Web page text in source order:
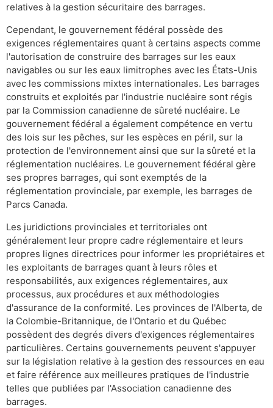
relatives à la gestion sécuritaire des barrages.
Cependant, le gouvernement fédéral possède des
exigences réglementaires quant à certains aspects comme
l'autorisation de construire des barrages sur les eaux
navigables ou sur les eaux limitrophes avec les États-Unis
avec les commissions mixtes internationales. Les barrages
construits et exploités par l'industrie nucléaire sont régis
par la Commission canadienne de sûreté nucléaire. Le
gouvernement fédéral a également compétence en vertu
des lois sur les pêches, sur les espèces en péril, sur la
protection de l'environnement ainsi que sur la sûreté et la
réglementation nucléaires. Le gouvernement fédéral gère
ses propres barrages, qui sont exemptés de la
réglementation provinciale, par exemple, les barrages de
Parcs Canada.
Les juridictions provinciales et territoriales ont
généralement leur propre cadre réglementaire et leurs
propres lignes directrices pour informer les propriétaires et
les exploitants de barrages quant à leurs rôles et
responsabilités, aux exigences réglementaires, aux
processus, aux procédures et aux méthodologies
d'assurance de la conformité. Les provinces de l'Alberta, de
la Colombie-Britannique, de l'Ontario et du Québec
possèdent des degrés divers d'exigences réglementaires
particulières. Certains gouvernements peuvent s'appuyer
sur la législation relative à la gestion des ressources en eau
et faire référence aux meilleures pratiques de l'industrie
telles que publiées par l'Association canadienne des
barrages.